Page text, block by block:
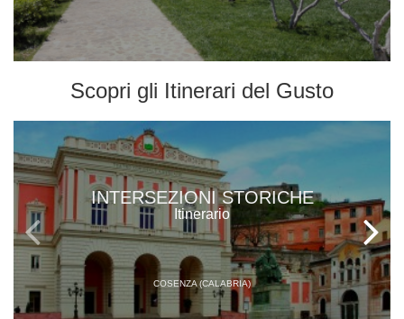
Scopri gli Itinerari del Gusto
INTERSEZIONI STORICHE
Itinerario
COSENZA (CALABRIA)